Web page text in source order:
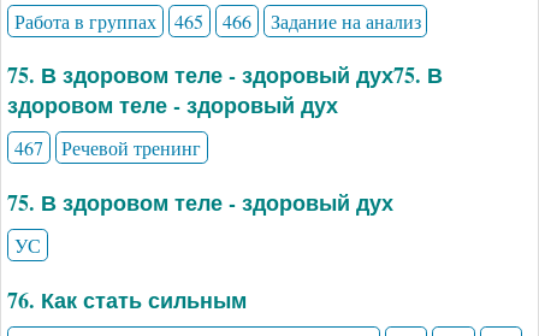
Работа в группах
465 466 Задание на анализ
75. В здоровом теле - здоровый дух75. В
здоровом теле - здоровый дух
467 Речевой тренинг
75. В здоровом теле - здоровый дух
УС
76. Как стать сильным